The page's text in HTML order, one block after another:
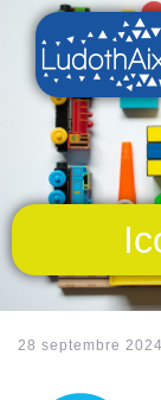
28 septembre 2024